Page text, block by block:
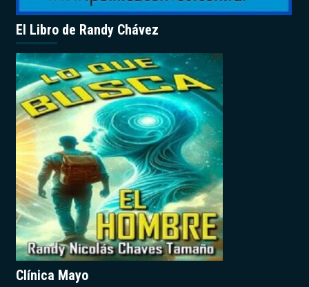
El Libro de Randy Chávez
Clínica Mayo